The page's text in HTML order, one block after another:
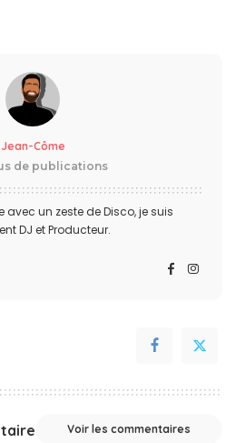
Jean-Côme
de publications
avec un zeste de Disco, je suis
DJ et Producteur.
Voir les commentaires